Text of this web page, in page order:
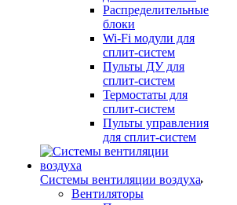
Распределительные
блоки
Wi-Fi модули для
сплит-систем
Пульты ДУ для
сплит-систем
Термостаты для
сплит-систем
Пульты управления
для сплит-систем
Системы вентиляции воздуха
Вентиляторы